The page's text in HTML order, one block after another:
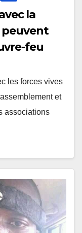
la
peuvent
feu
les forces vives
et
associations